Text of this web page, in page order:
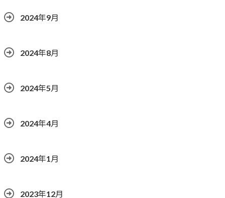
2024年9月
2024年8月
2024年5月
2024年4月
2024年1月
2023年12月